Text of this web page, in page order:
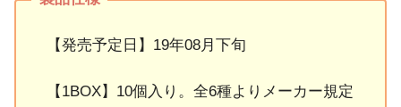
【発売予定日】19年08月下旬
【1BOX】10個入り。全6種よりメーカー規定